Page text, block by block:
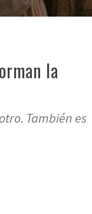
la
También es